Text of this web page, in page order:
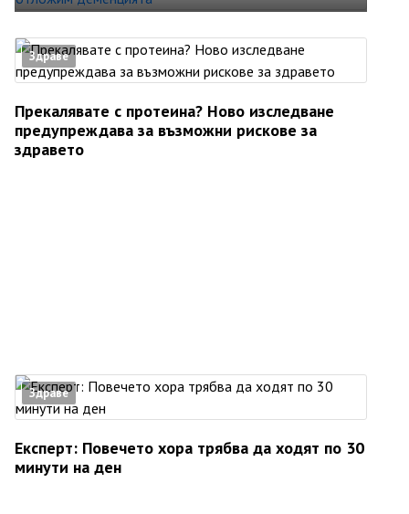
Здраве
Прекалявате с протеина? Ново изследване
предупреждава за възможни рискове за
здравето
Здраве
Експерт: Повечето хора трябва да ходят по 30
минути на ден